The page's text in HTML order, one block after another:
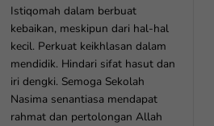
Istiqomah dalam berbuat
kebaikan, meskipun dari hal-hal
kecil. Perkuat keikhlasan dalam
mendidik. Hindari sifat hasut dan
iri dengki. Semoga Sekolah
Nasima senantiasa mendapat
rahmat dan pertolongan Allah